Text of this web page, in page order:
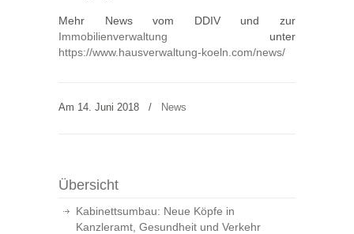
Mehr News vom DDIV und zur
Immobilienverwaltung unter
https://www.hausverwaltung-koeln.com/news/
Am 14. Juni 2018 / News
Übersicht
Kabinettsumbau: Neue Köpfe in
Kanzleramt, Gesundheit und Verkehr